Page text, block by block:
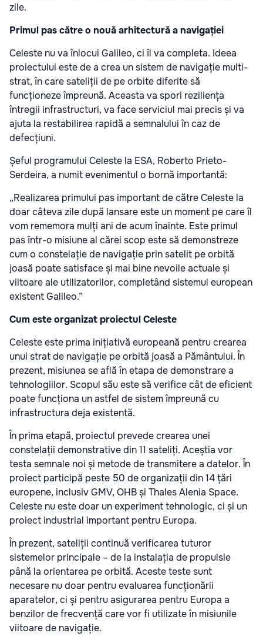
zile.
Primul pas către o nouă arhitectură a navigației
Celeste nu va înlocui Galileo, ci îl va completa. Ideea
proiectului este de a crea un sistem de navigație multi-
strat, în care sateliții de pe orbite diferite să
funcționeze împreună. Aceasta va spori reziliența
întregii infrastructuri, va face serviciul mai precis și va
ajuta la restabilirea rapidă a semnalului în caz de
defecțiuni.
Șeful programului Celeste la ESA, Roberto Prieto-
Serdeira, a numit evenimentul o bornă importantă:
„Realizarea primului pas important de către Celeste la
doar câteva zile după lansare este un moment pe care îl
vom rememora mulți ani de acum înainte. Este primul
pas într-o misiune al cărei scop este să demonstreze
cum o constelație de navigație prin satelit pe orbită
joasă poate satisface și mai bine nevoile actuale și
viitoare ale utilizatorilor, completând sistemul european
existent Galileo.”
Cum este organizat proiectul Celeste
Celeste este prima inițiativă europeană pentru crearea
unui strat de navigație pe orbită joasă a Pământului. În
prezent, misiunea se află în etapa de demonstrare a
tehnologiilor. Scopul său este să verifice cât de eficient
poate funcționa un astfel de sistem împreună cu
infrastructura deja existentă.
În prima etapă, proiectul prevede crearea unei
constelații demonstrative din 11 sateliți. Aceștia vor
testa semnale noi și metode de transmitere a datelor. În
proiect participă peste 50 de organizații din 14 țări
europene, inclusiv GMV, OHB și Thales Alenia Space.
Celeste nu este doar un experiment tehnologic, ci și un
proiect industrial important pentru Europa.
În prezent, sateliții continuă verificarea tuturor
sistemelor principale – de la instalația de propulsie
până la orientarea pe orbită. Aceste teste sunt
necesare nu doar pentru evaluarea funcționării
aparatelor, ci și pentru asigurarea pentru Europa a
benzilor de frecvență care vor fi utilizate în misiunile
viitoare de navigație.